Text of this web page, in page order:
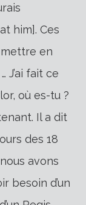
him]. Ces
en
J’ai fait ce
où es-tu ?
Il a dit
des 18
avons
besoin d’un